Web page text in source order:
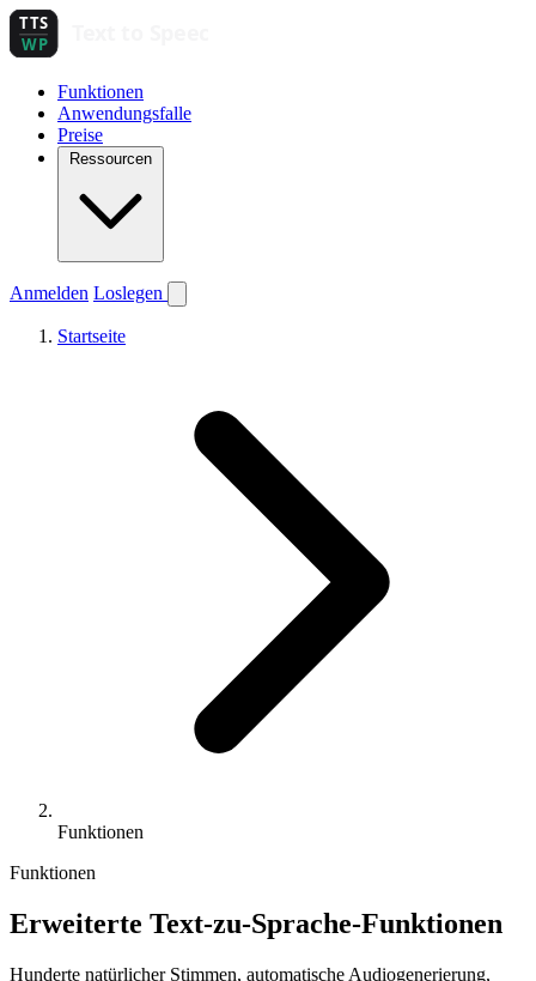
Funktionen
Anwendungsfalle
Preise
Ressourcen
Anmelden Loslegen
Startseite
Funktionen
Funktionen
Erweiterte Text-zu-Sprache-Funktionen
Hunderte natürlicher Stimmen, automatische Audiogenerierung,